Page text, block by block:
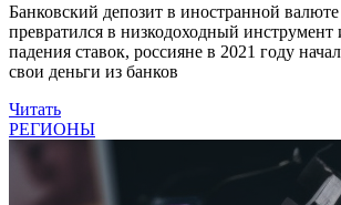
Банковский депозит в иностранной
превратился в низкодоходный инструмент
падения ставок, россияне в 2021 году
свои деньги из банков
Читать
РЕГИОНЫ